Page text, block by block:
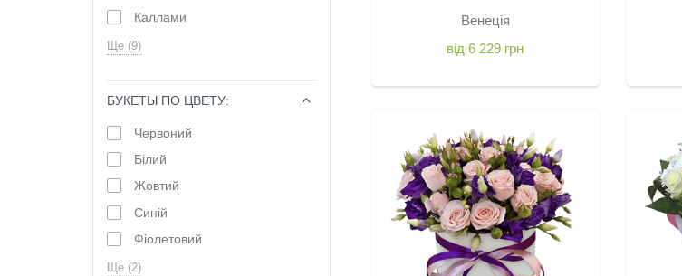
Каллами
Ще (9)
БУКЕТЫ ПО ЦВЕТУ:
Червоний
Білий
Жовтий
Синій
Фіолетовий
Ще (2)
Венеція
від 6 229 грн